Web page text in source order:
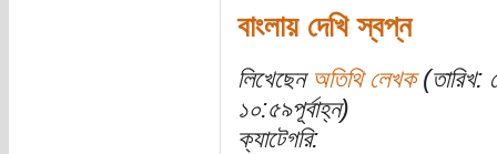
বাংলায় দেখি স্বপ্ন
লিখেছেন অতিথি লেখক(তারিখ:
১০:৫৯পূর্বাহ্ন)
ক্যাটেগরি: